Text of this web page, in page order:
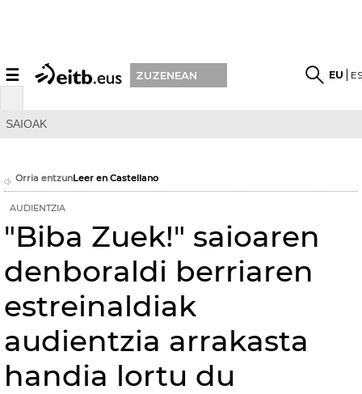
☰ ZUZENEAN EU
SAIOAK
Orria entzunLeer en Castellano
AUDIENTZIA
"Biba Zuek!" saioaren
denboraldi berriaren
estreinaldiak
audientzia arrakasta
handia lortu du